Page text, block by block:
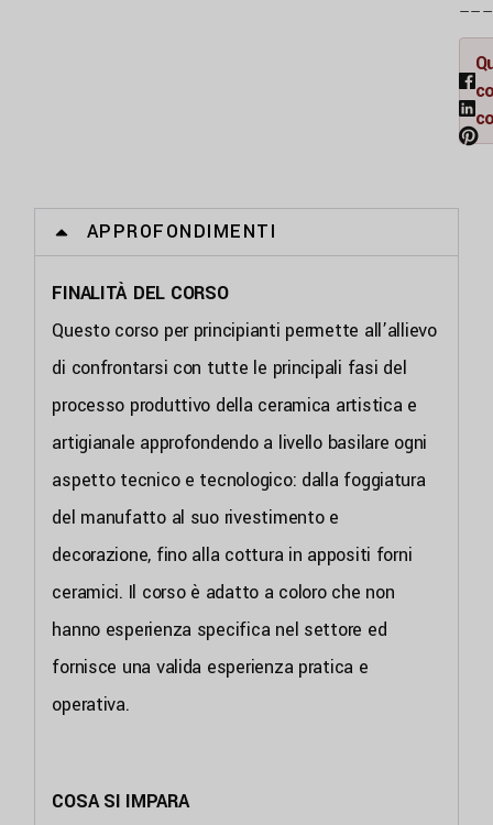
APPROFONDIMENTI
FINALITÀ DEL CORSO
Questo corso per principianti permette all’allievo
di confrontarsi con tutte le principali fasi del
processo produttivo della ceramica artistica e
artigianale approfondendo a livello basilare ogni
aspetto tecnico e tecnologico: dalla foggiatura
del manufatto al suo rivestimento e
decorazione, fino alla cottura in appositi forni
ceramici. Il corso è adatto a coloro che non
hanno esperienza specifica nel settore ed
fornisce una valida esperienza pratica e
operativa.
COSA SI IMPARA